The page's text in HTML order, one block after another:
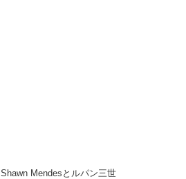
Shawn Mendesとルパン三世